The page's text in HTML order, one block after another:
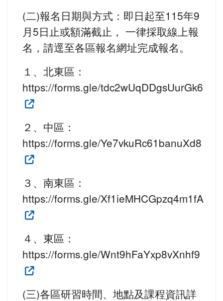
(二)報名日期與方式：即日起至115年9
月5日止或額滿截止， 一律採取線上報
名，請逕至各區報名網址完成報名。
１、北東區：
https://forms.gle/tdc2wUqDDgsUurGk6
２、中區：
https://forms.gle/Ye7vkuRc61banuXd8
３、南東區：
https://forms.gle/Xf1ieMHCGpzq4m1fA
４、東區：
https://forms.gle/Wnt9hFaYxp8vXnhf9
(三)各區研習時間、地點及課程資訊詳